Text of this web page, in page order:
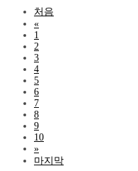
처음
«
1
2
3
4
5
6
7
8
9
10
»
마지막